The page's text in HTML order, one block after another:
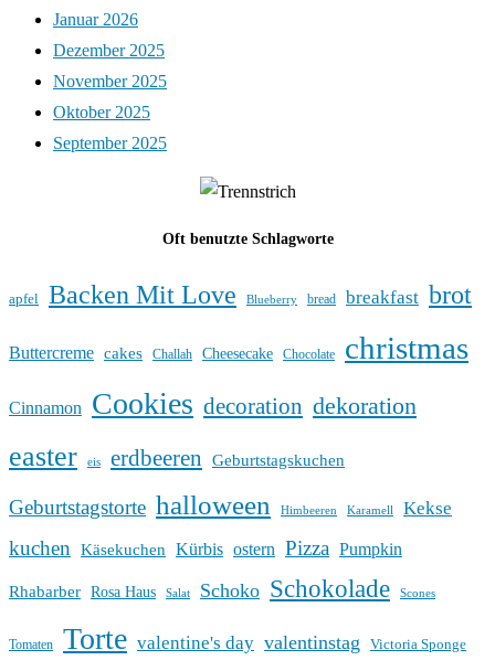
Januar 2026
Dezember 2025
November 2025
Oktober 2025
September 2025
Oft benutzte Schlagworte
apfel Backen Mit Love Blueberry bread breakfast brot
Buttercreme cakes Challah Cheesecake Chocolate christmas
Cinnamon Cookies decoration dekoration
easter eis erdbeeren Geburtstagskuchen
Geburtstagstorte halloween Himbeeren Karamell Kekse
kuchen Käsekuchen Kürbis ostern Pizza Pumpkin
Rhabarber Rosa Haus Salat Schoko Schokolade Scones
Tomaten Torte valentine's day valentinstag Victoria Sponge